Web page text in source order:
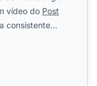
vídeo do Post
consistente